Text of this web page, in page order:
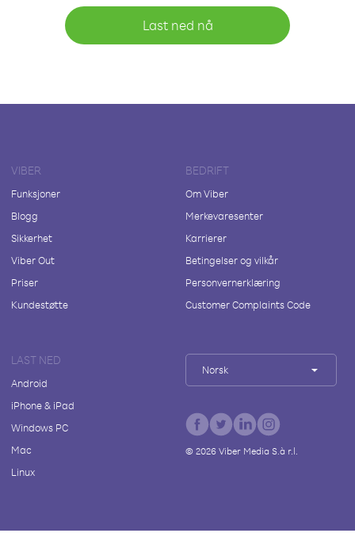
Last ned nå
VIBER
Funksjoner
Blogg
Sikkerhet
Viber Out
Priser
Kundestøtte
BEDRIFT
Om Viber
Merkevaresenter
Karrierer
Betingelser og vilkår
Personvernerklæring
Customer Complaints Code
LAST NED
Android
iPhone & iPad
Windows PC
Mac
Linux
Norsk
© 2026Viber Media S.à r.l.